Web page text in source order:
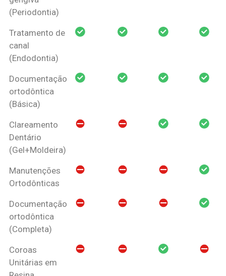
(Periodontia)
Tratamento de
canal
(Endodontia)
Documentação
ortodôntica
(Básica)
Clareamento
Dentário
(Gel+Moldeira)
Manutenções
Ortodônticas
Documentação
ortodôntica
(Completa)
Coroas
Unitárias em